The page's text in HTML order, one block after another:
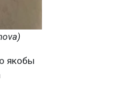
якобы